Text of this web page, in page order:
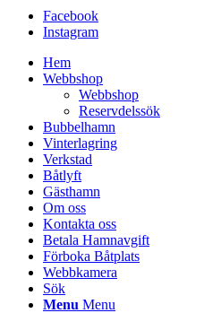
Facebook
Instagram
Hem
Webbshop
Webbshop
Reservdelssök
Bubbelhamn
Vinterlagring
Verkstad
Båtlyft
Gästhamn
Om oss
Kontakta oss
Betala Hamnavgift
Förboka Båtplats
Webbkamera
Sök
Menu Menu